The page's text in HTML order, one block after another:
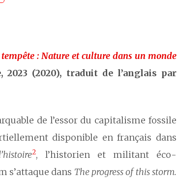
: Nature et culture dans un monde
2023 (2020), traduit de l’anglais par
de l’essor du capitalisme fossile
disponible en français dans
2, l’historien et militant éco-
s’attaque dans The progress of this storm.